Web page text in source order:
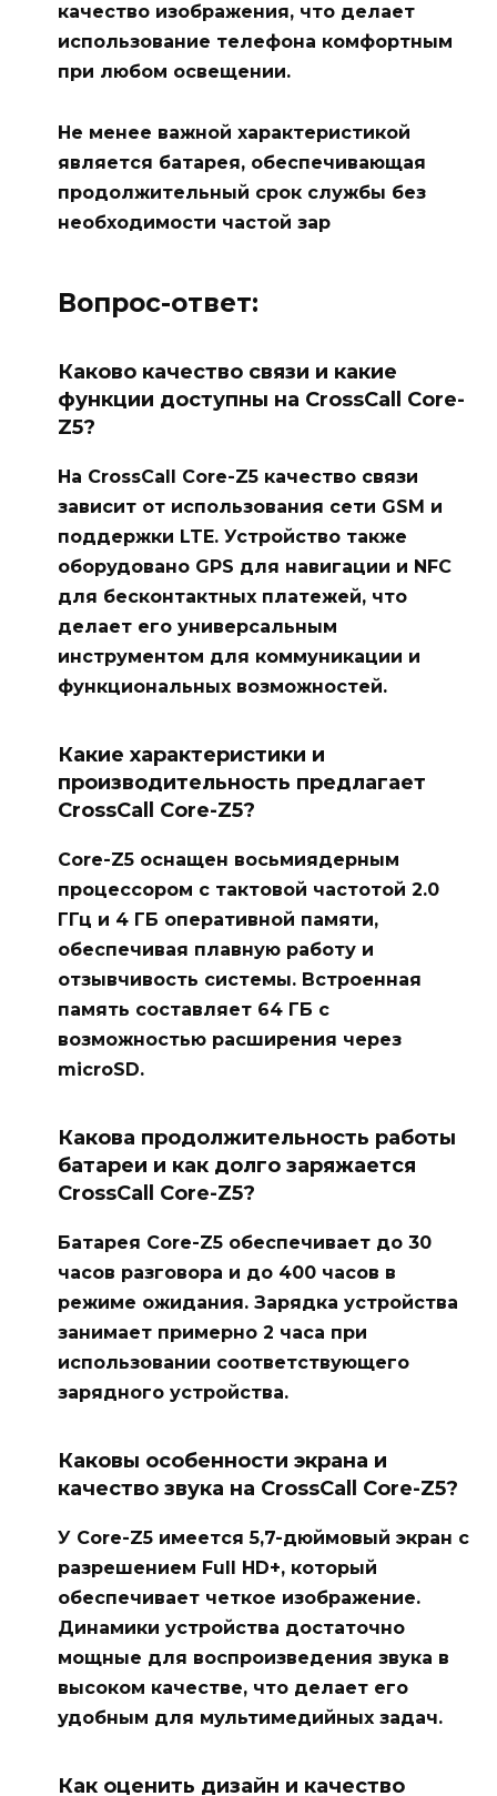
качество изображения, что делает
использование телефона комфортным
при любом освещении.
Не менее важной характеристикой
является батарея, обеспечивающая
продолжительный срок службы без
необходимости частой зар
Вопрос-ответ:
Каково качество связи и какие
функции доступны на CrossCall Core-
Z5?
На CrossCall Core-Z5 качество связи
зависит от использования сети GSM и
поддержки LTE. Устройство также
оборудовано GPS для навигации и NFC
для бесконтактных платежей, что
делает его универсальным
инструментом для коммуникации и
функциональных возможностей.
Какие характеристики и
производительность предлагает
CrossCall Core-Z5?
Core-Z5 оснащен восьмиядерным
процессором с тактовой частотой 2.0
ГГц и 4 ГБ оперативной памяти,
обеспечивая плавную работу и
отзывчивость системы. Встроенная
память составляет 64 ГБ с
возможностью расширения через
microSD.
Какова продолжительность работы
батареи и как долго заряжается
CrossCall Core-Z5?
Батарея Core-Z5 обеспечивает до 30
часов разговора и до 400 часов в
режиме ожидания. Зарядка устройства
занимает примерно 2 часа при
использовании соответствующего
зарядного устройства.
Каковы особенности экрана и
качество звука на CrossCall Core-Z5?
У Core-Z5 имеется 5,7-дюймовый экран с
разрешением Full HD+, который
обеспечивает четкое изображение.
Динамики устройства достаточно
мощные для воспроизведения звука в
высоком качестве, что делает его
удобным для мультимедийных задач.
Как оценить дизайн и качество